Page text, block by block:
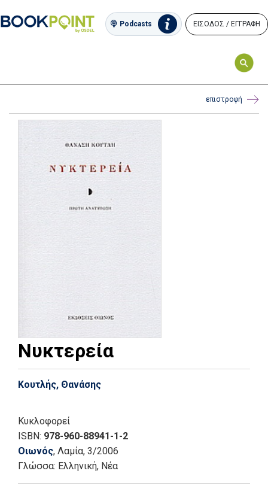
Podcasts ΕΙΣΟΔΟΣ / ΕΓΓΡΑΦΗ
επιστροφή
Νυκτερεία
Κουτλής, Θανάσης
Κυκλοφορεί
ISBN: 978-960-88941-1-2
Οιωνός, Λαμία, 3/2006
Γλώσσα: Ελληνική, Νέα